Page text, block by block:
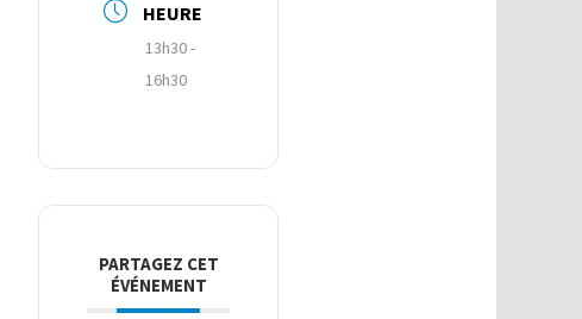
HEURE
13h30 -
16h30
PARTAGEZ CET
ÉVÉNEMENT